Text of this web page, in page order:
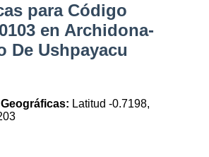
para Código
en Archidona-
De Ushpayacu
Latitud -0.7198,